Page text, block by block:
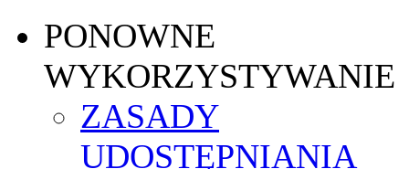
PONOWNE
WYKORZYSTYWANIE
ZASADY
UDOSTĘPNIANIA